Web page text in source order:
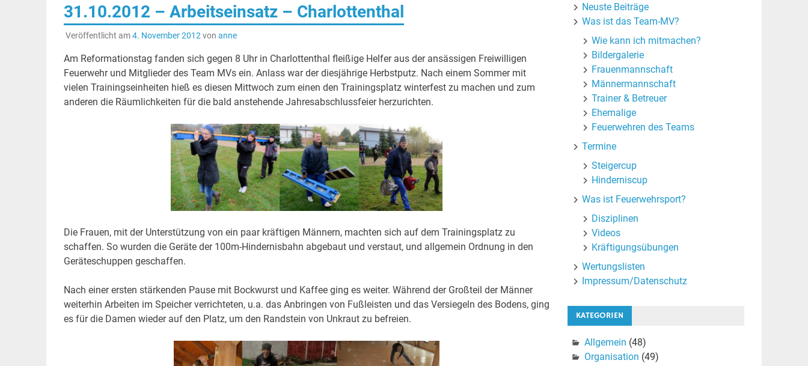
31.10.2012 – Arbeitseinsatz – Charlottenthal
Veröffentlicht am4. November 2012 von anne
Am Reformationstag fanden sich gegen 8 Uhr in Charlottenthal fleißige Helfer aus der ansässigen Freiwilligen
Feuerwehr und Mitglieder des Team MVs ein. Anlass war der diesjährige Herbstputz. Nach einem Sommer mit
vielen Trainingseinheiten hieß es diesen Mittwoch zum einen den Trainingsplatz winterfest zu machen und zum
anderen die Räumlichkeiten für die bald anstehende Jahresabschlussfeier herzurichten.
Die Frauen, mit der Unterstützung von ein paar kräftigen Männern, machten sich auf dem Trainingsplatz zu
schaffen. So wurden die Geräte der 100m-Hindernisbahn abgebaut und verstaut, und allgemein Ordnung in den
Geräteschuppen geschaffen.
Nach einer ersten stärkenden Pause mit Bockwurst und Kaffee ging es weiter. Während der Großteil der Männer
weiterhin Arbeiten im Speicher verrichteten, u.a. das Anbringen von Fußleisten und das Versiegeln des Bodens, ging
es für die Damen wieder auf den Platz, um den Randstein von Unkraut zu befreien.
Neuste Beiträge
Was ist das Team-MV?
Wie kann ich mitmachen?
Bildergalerie
Frauenmannschaft
Männermannschaft
Trainer & Betreuer
Ehemalige
Feuerwehren des Teams
Termine
Steigercup
Hinderniscup
Was ist Feuerwehrsport?
Disziplinen
Videos
Kräftigungsübungen
Wertungslisten
Impressum/Datenschutz
KATEGORIEN
Allgemein (48)
Organisation (49)